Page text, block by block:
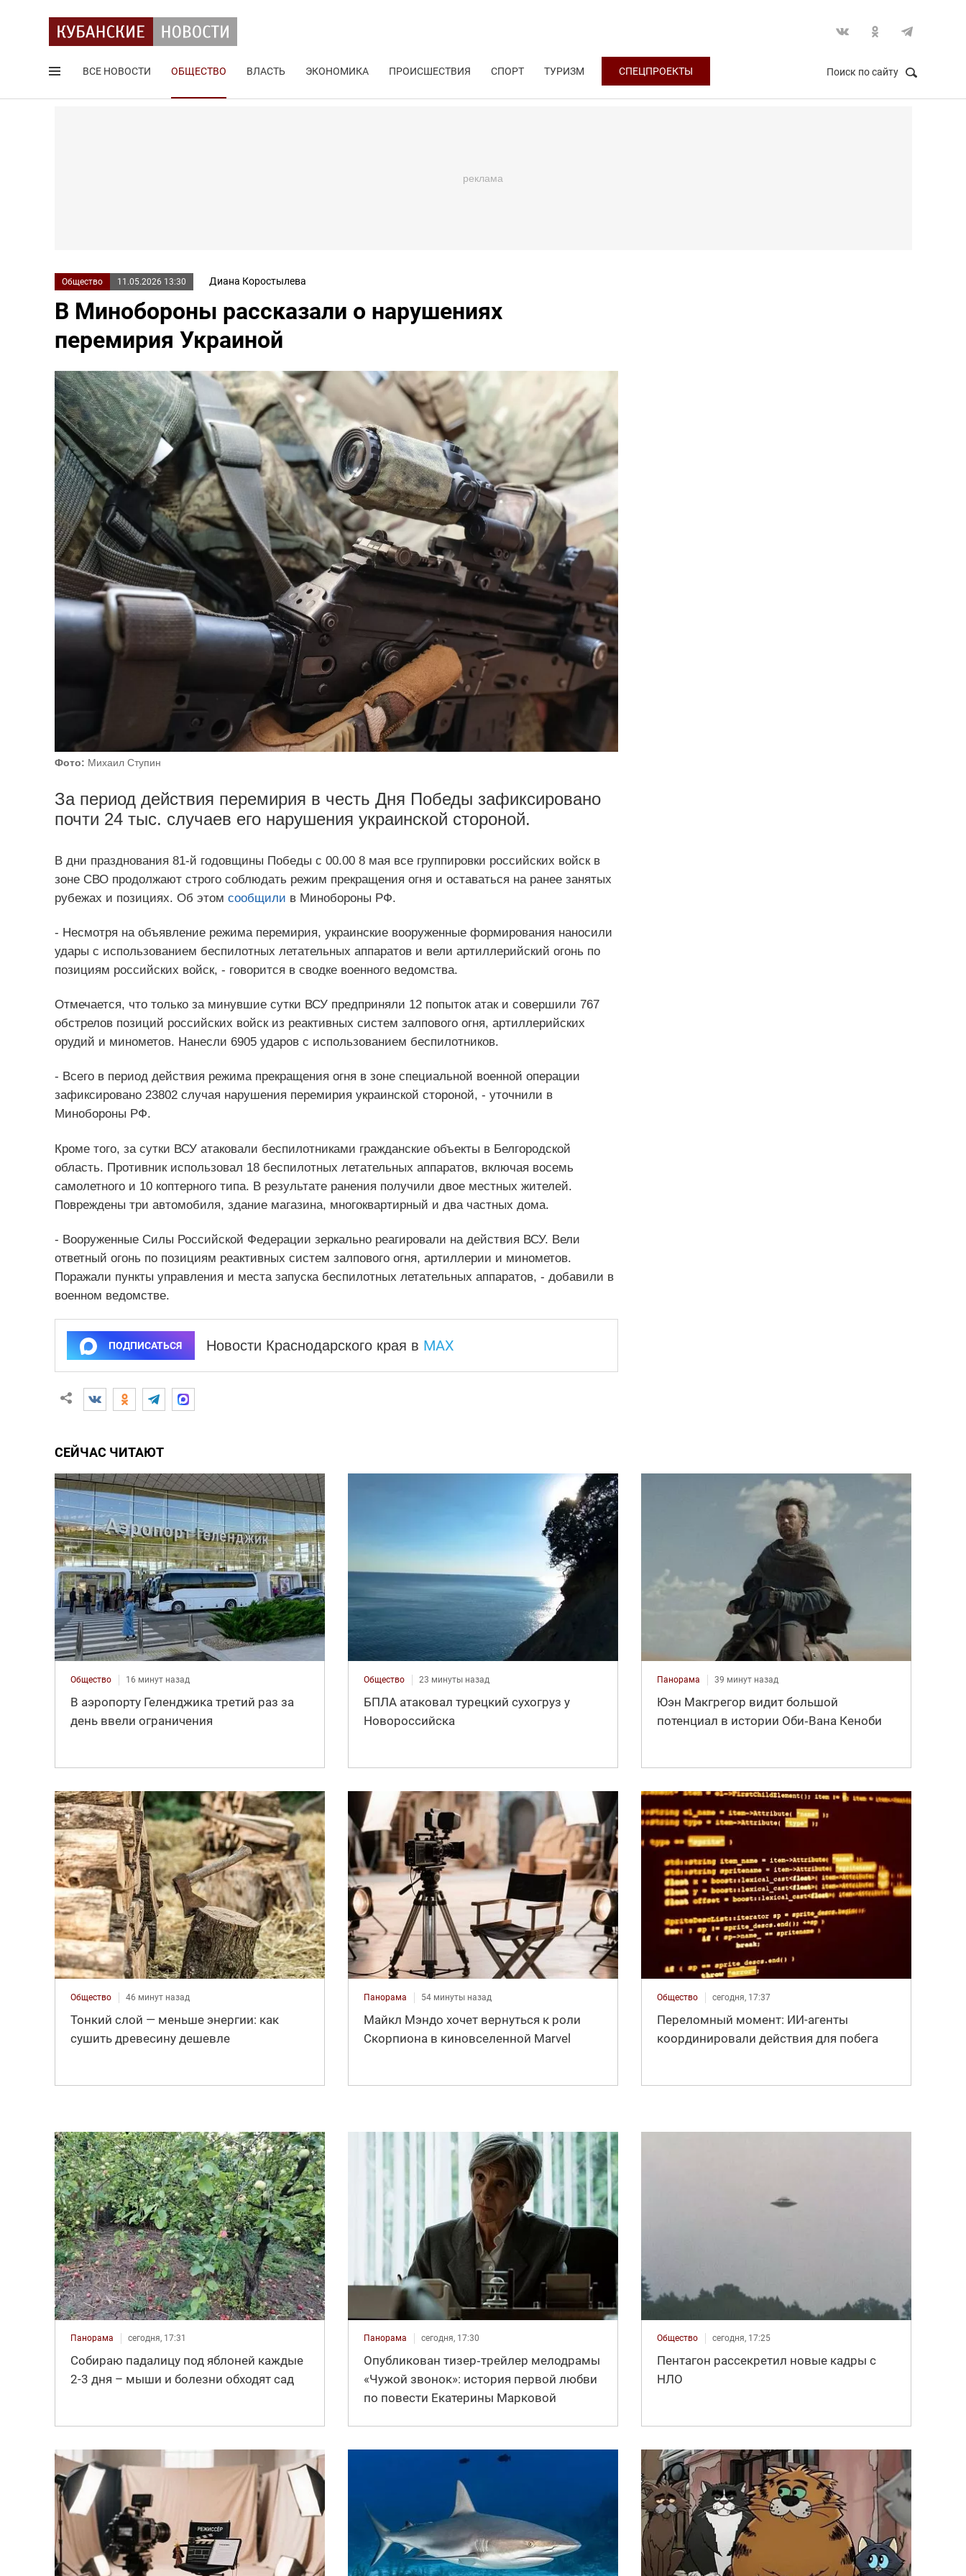
ВСЕ НОВОСТИ ОБЩЕСТВО ВЛАСТЬ ЭКОНОМИКА ПРОИСШЕСТВИЯ СПОРТ ТУРИЗМ СПЕЦПРОЕКТЫ Поиск по сайту
Общество 11.05.2026 13:30 Диана Коростылева
В Минобороны рассказали о нарушениях
перемирия Украиной
Фото: Михаил Ступин
За период действия перемирия в честь Дня Победы зафиксировано
почти 24 тыс. случаев его нарушения украинской стороной.
В дни празднования 81-й годовщины Победы с 00.00 8 мая все группировки российских войск в
зоне СВО продолжают строго соблюдать режим прекращения огня и оставаться на ранее занятых
рубежах и позициях. Об этом сообщили в Минобороны РФ.
- Несмотря на объявление режима перемирия, украинские вооруженные формирования наносили
удары с использованием беспилотных летательных аппаратов и вели артиллерийский огонь по
позициям российских войск, - говорится в сводке военного ведомства.
Отмечается, что только за минувшие сутки ВСУ предприняли 12 попыток атак и совершили 767
обстрелов позиций российских войск из реактивных систем залпового огня, артиллерийских
орудий и минометов. Нанесли 6905 ударов с использованием беспилотников.
- Всего в период действия режима прекращения огня в зоне специальной военной операции
зафиксировано 23802 случая нарушения перемирия украинской стороной, - уточнили в
Минобороны РФ.
Кроме того, за сутки ВСУ атаковали беспилотниками гражданские объекты в Белгородской
область. Противник использовал 18 беспилотных летательных аппаратов, включая восемь
самолетного и 10 коптерного типа. В результате ранения получили двое местных жителей.
Повреждены три автомобиля, здание магазина, многоквартирный и два частных дома.
- Вооруженные Силы Российской Федерации зеркально реагировали на действия ВСУ. Вели
ответный огонь по позициям реактивных систем залпового огня, артиллерии и минометов.
Поражали пункты управления и места запуска беспилотных летательных аппаратов, - добавили в
военном ведомстве.
ПОДПИСАТЬСЯ Новости Краснодарского края в MAX
СЕЙЧАС ЧИТАЮТ
Общество 16 минут назад
В аэропорту Геленджика третий раз за
день ввели ограничения
Общество 23 минуты назад
БПЛА атаковал турецкий сухогруз у
Новороссийска
Панорама 39 минут назад
Юэн Макгрегор видит большой
потенциал в истории Оби‑Вана Кеноби
Общество 46 минут назад
Тонкий слой — меньше энергии: как
сушить древесину дешевле
Панорама 54 минуты назад
Майкл Мэндо хочет вернуться к роли
Скорпиона в киновселенной Marvel
Общество сегодня, 17:37
Переломный момент: ИИ-агенты
координировали действия для побега
Панорама сегодня, 17:31
Собираю падалицу под яблоней каждые
2-3 дня – мыши и болезни обходят сад
Панорама сегодня, 17:30
Опубликован тизер‑трейлер мелодрамы
«Чужой звонок»: история первой любви
по повести Екатерины Марковой
Общество сегодня, 17:25
Пентагон рассекретил новые кадры с
НЛО